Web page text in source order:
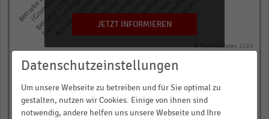
chart
has
Y
axis
displaying
Lagerendbestand
in
© Handelsdaten 2026
End
interactive
chart
JETZT INFORMIEREN
Datenschutzeinstellungen
Um unsere Webseite zu betreiben und für Sie optimal zu
gestalten, nutzen wir Cookies. Einige von ihnen sind
notwendig, andere helfen uns unsere Webseite und Ihre